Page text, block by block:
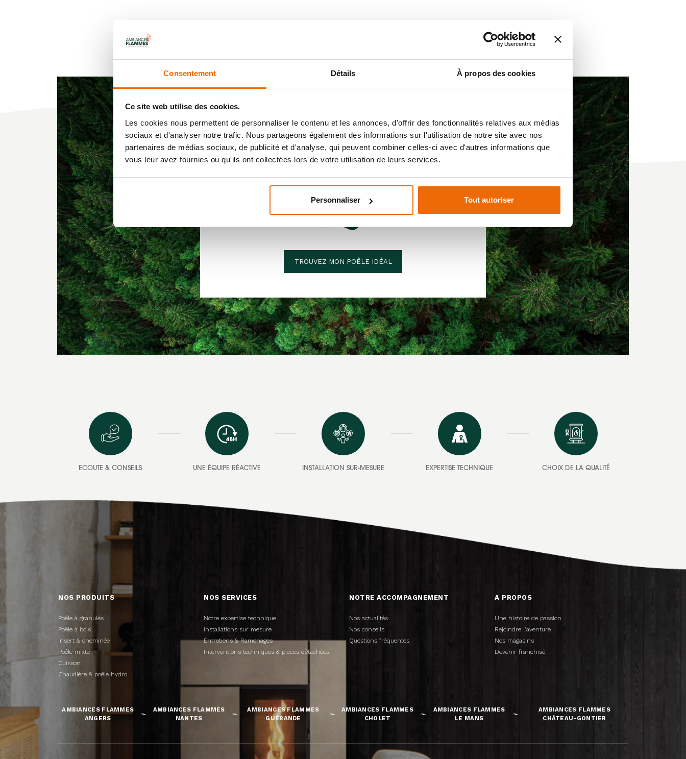
Consentement Détails À propos des cookies
Ce site web utilise des cookies.
Les cookies nous permettent de personnaliser le contenu et les annonces, d'offrir des fonctionnalités relatives aux médias
sociaux et d'analyser notre trafic. Nous partageons également des informations sur l'utilisation de notre site avec nos
partenaires de médias sociaux, de publicité et d'analyse, qui peuvent combiner celles-ci avec d'autres informations que
vous leur avez fournies ou qu'ils ont collectées lors de votre utilisation de leurs services.
Personnaliser Tout autoriser
Créons ensemble
Votre projet de chauffage au bois
TROUVEZ MON POÊLE IDÉAL
ECOUTE & CONSEILS UNE ÉQUIPE RÉACTIVE INSTALLATION SUR-MESURE EXPERTISE TECHNIQUE CHOIX DE LA QUALITÉ
NOS PRODUITS
Poêle à granulés
Poêle à bois
Insert & cheminée
Poêle mixte
Cuisson
Chaudière & poêle hydro
NOS SERVICES
Notre expertise technique
Installations sur mesure
Entretiens & Ramonages
Interventions techniques & pièces détachées
NOTRE ACCOMPAGNEMENT
Nos actualités
Nos conseils
Questions fréquentes
A PROPOS
Une histoire de passion
Rejoindre l'aventure
Nos magasins
Devenir franchisé
AMBIANCES FLAMMES
ANGERS
AMBIANCES FLAMMES
NANTES
AMBIANCES FLAMMES
GUÉRANDE
AMBIANCES FLAMMES
CHOLET
AMBIANCES FLAMMES
LE MANS
AMBIANCES FLAMMES
CHÂTEAU-GONTIER